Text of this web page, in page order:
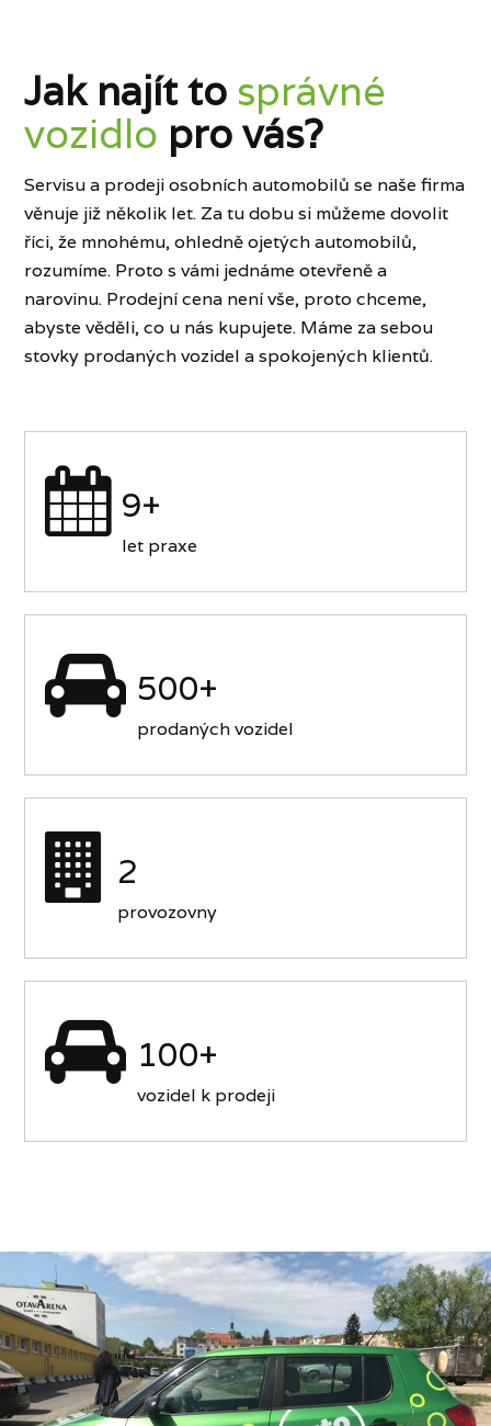
Jak najít to správné
vozidlo pro vás?
Servisu a prodeji osobních automobilů se naše firma
věnuje již několik let. Za tu dobu si můžeme dovolit
říci, že mnohému, ohledně ojetých automobilů,
rozumíme. Proto s vámi jednáme otevřeně a
narovinu. Prodejní cena není vše, proto chceme,
abyste věděli, co u nás kupujete. Máme za sebou
stovky prodaných vozidel a spokojených klientů.
9+
let praxe
500+
prodaných vozidel
2
provozovny
100+
vozidel k prodeji